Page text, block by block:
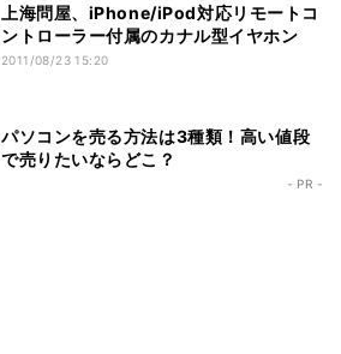
上海問屋、iPhone/iPod対応リモートコ
ントローラー付属のカナル型イヤホン
2011/08/23 15:20
パソコンを売る方法は3種類！高い値段
で売りたいならどこ？
- PR -